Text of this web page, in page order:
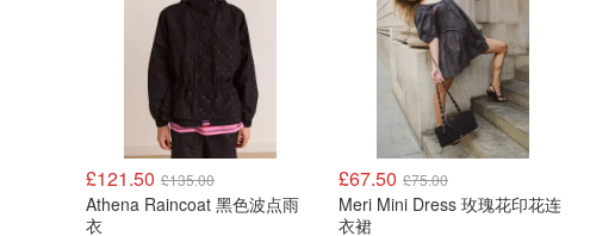
£121.50 £135.00
Athena Raincoat 黑色波点雨
衣
£67.50 £75.00
Meri Mini Dress 玫瑰花印花连
衣裙